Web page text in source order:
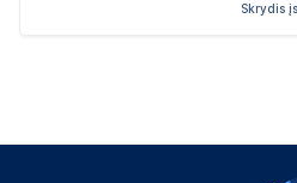
Skrydis